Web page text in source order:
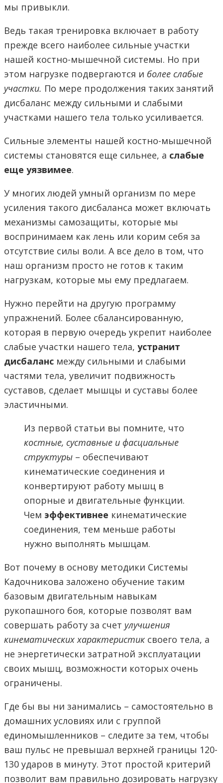
мы привыкли.
Ведь такая тренировка включает в работу
прежде всего наиболее сильные участки
нашей костно-мышечной системы. Но при
этом нагрузке подвергаются и более слабые
участки. По мере продолжения таких занятий
дисбаланс между сильными и слабыми
участками нашего тела только усиливается.
Сильные элементы нашей костно-мышечной
системы становятся еще сильнее, а слабые
еще уязвимее.
У многих людей умный организм по мере
усиления такого дисбаланса может включать
механизмы самозащиты, которые мы
воспринимаем как лень или корим себя за
отсутствие силы воли. А все дело в том, что
наш организм просто не готов к таким
нагрузкам, которые мы ему предлагаем.
Нужно перейти на другую программу
упражнений. Более сбалансированную,
которая в первую очередь укрепит наиболее
слабые участки нашего тела, устранит
дисбаланс между сильными и слабыми
частями тела, увеличит подвижность
суставов, сделает мышцы и суставы более
эластичными.
Из первой статьи вы помните, что
костные, суставные и фасциальные
структуры – обеспечивают
кинематические соединения и
конвертируют работу мышц в
опорные и двигательные функции.
Чем эффективнее кинематические
соединения, тем меньше работы
нужно выполнять мышцам.
Вот почему в основу методики Системы
Кадочникова заложено обучение таким
базовым двигательным навыкам
рукопашного боя, которые позволят вам
совершать работу за счет улучшения
кинематических характеристик своего тела, а
не энергетически затратной эксплуатации
своих мышц, возможности которых очень
ограничены.
Где бы вы ни занимались – самостоятельно в
домашних условиях или с группой
единомышленников – следите за тем, чтобы
ваш пульс не превышал верхней границы 120-
130 ударов в минуту. Этот простой критерий
позволит вам правильно дозировать нагрузку